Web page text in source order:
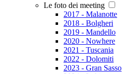
Le foto dei meeting
2017 - Malanotte
2018 - Bolgheri
2019 - Mandello
2020 - Nowhere
2021 - Tuscania
2022 - Dolomiti
2023 - Gran Sasso